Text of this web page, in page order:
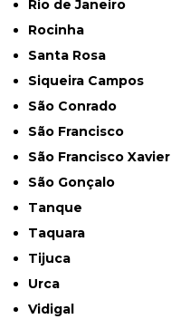
Rio de Janeiro
Rocinha
Santa Rosa
Siqueira Campos
São Conrado
São Francisco
São Francisco Xavier
São Gonçalo
Tanque
Taquara
Tijuca
Urca
Vidigal